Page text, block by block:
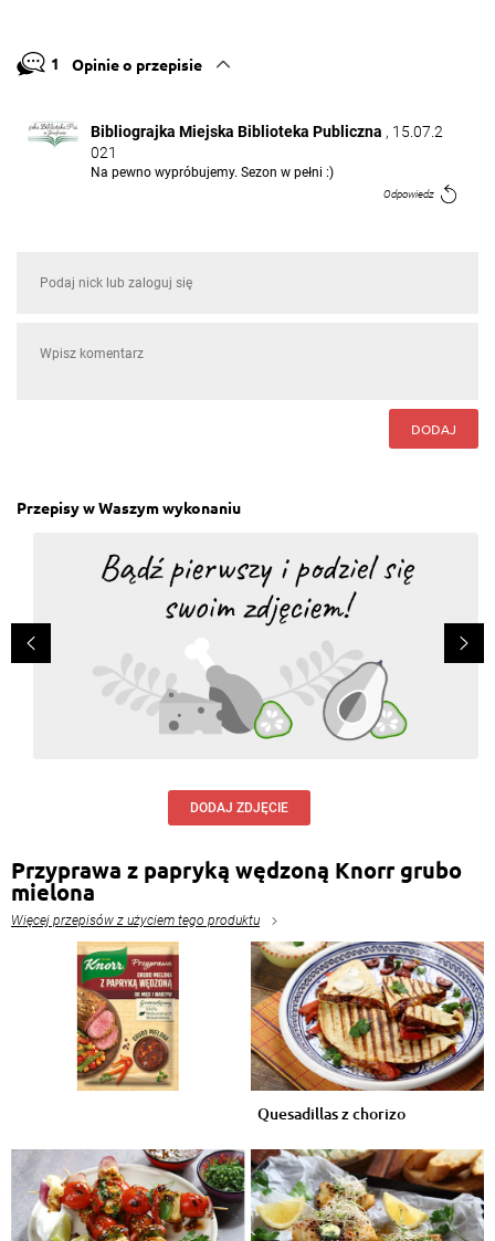
1 Opinie o przepisie
Bibliograjka Miejska Biblioteka Publiczna , 15.07.2
021
Na pewno wypróbujemy. Sezon w pełni :)
Odpowiedz
DODAJ
Przepisy w Waszym wykonaniu
DODAJ ZDJĘCIE
Przyprawa z papryką wędzoną Knorr grubo
mielona
Więcej przepisów z użyciem tego produktu
Quesadillas z chorizo